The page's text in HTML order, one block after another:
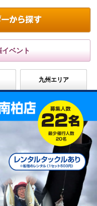
ベント
九州エリア